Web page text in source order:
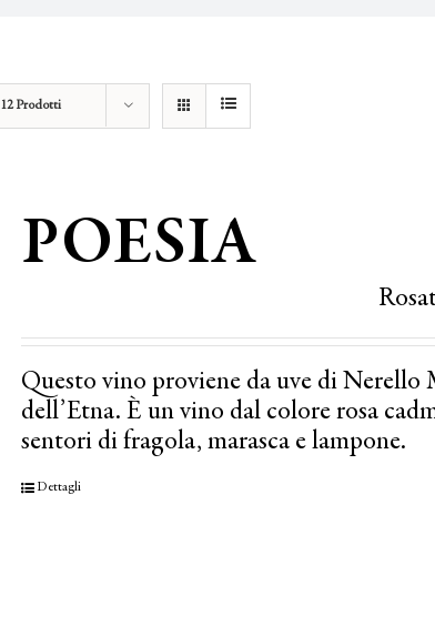
12 Prodotti
POESIA
Questo vino proviene da uve di Nerello
dell’Etna. È un vino dal colore rosa
sentori di fragola, marasca e lampone.
Dettagli